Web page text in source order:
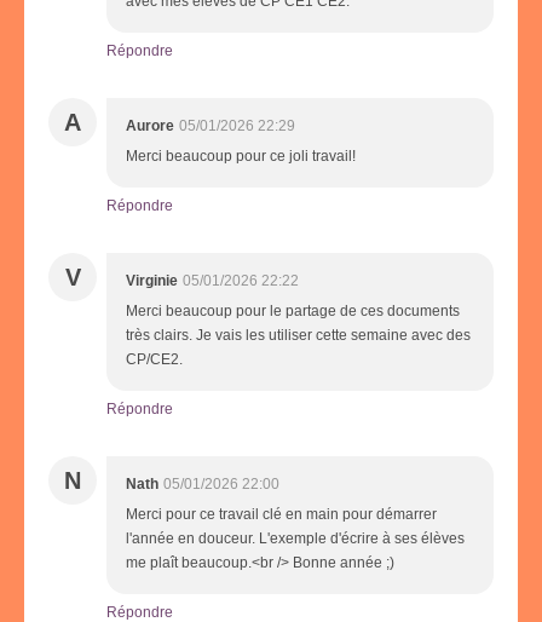
Répondre
A Aurore 05/01/2026 22:29
Merci beaucoup pour ce joli travail!
Répondre
V Virginie 05/01/2026 22:22
Merci beaucoup pour le partage de ces documents
très clairs. Je vais les utiliser cette semaine avec des
CP/CE2.
Répondre
N Nath 05/01/2026 22:00
Merci pour ce travail clé en main pour démarrer
l'année en douceur. L'exemple d'écrire à ses élèves
me plaît beaucoup.<br /> Bonne année ;)
Répondre